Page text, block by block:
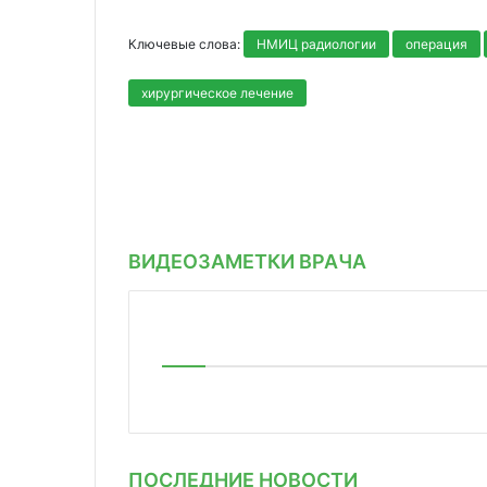
Ключевые слова: НМИЦ радиологии операция
хирургическое лечение
ВИДЕОЗАМЕТКИ ВРАЧА
ПОСЛЕДНИЕ НОВОСТИ